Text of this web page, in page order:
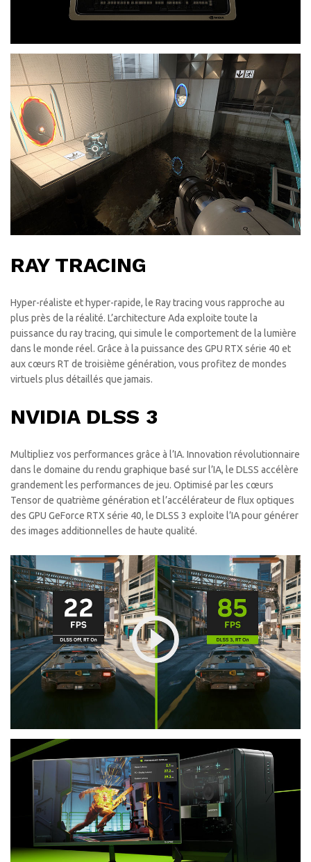
RAY TRACING
Hyper-réaliste et hyper-rapide, le Ray tracing vous rapproche au
plus près de la réalité. L’architecture Ada exploite toute la
puissance du ray tracing, qui simule le comportement de la lumière
dans le monde réel. Grâce à la puissance des GPU RTX série 40 et
aux cœurs RT de troisième génération, vous profitez de mondes
virtuels plus détaillés que jamais.
NVIDIA DLSS 3
Multipliez vos performances grâce à l’IA. Innovation révolutionnaire
dans le domaine du rendu graphique basé sur l’IA, le DLSS accélère
grandement les performances de jeu. Optimisé par les cœurs
Tensor de quatrième génération et l’accélérateur de flux optiques
des GPU GeForce RTX série 40, le DLSS 3 exploite l’IA pour générer
des images additionnelles de haute qualité.